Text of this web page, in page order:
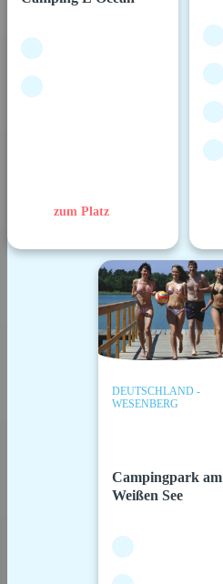
zum Platz
DEUTSCHLAND -
WESENBERG
Campingpark am
Weißen See